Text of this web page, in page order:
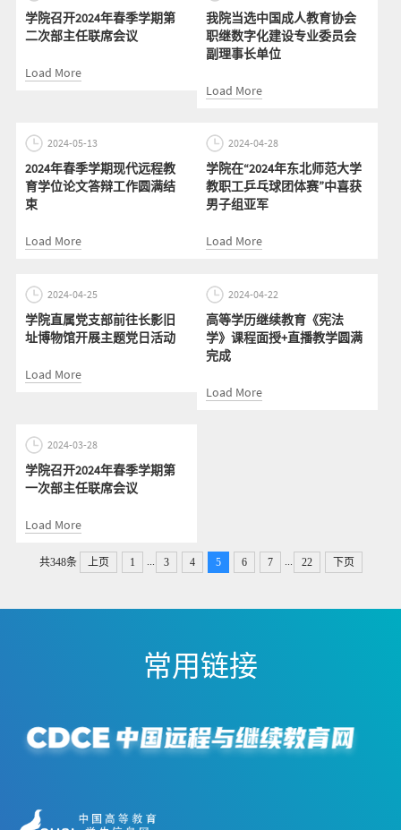
学院召开2024年春季学期第
二次部主任联席会议
Load More
我院当选中国成人教育协会
职继数字化建设专业委员会
副理事长单位
Load More
2024-05-13
2024年春季学期现代远程教
育学位论文答辩工作圆满结
束
Load More
2024-04-28
学院在“2024年东北师范大学
教职工乒乓球团体赛”中喜获
男子组亚军
Load More
2024-04-25
学院直属党支部前往长影旧
址博物馆开展主题党日活动
Load More
2024-04-22
高等学历继续教育《宪法
学》课程面授+直播教学圆满
完成
Load More
2024-03-28
学院召开2024年春季学期第
一次部主任联席会议
Load More
共348条 上页 1 ... 3 4 5 6 7 ... 22 下页
常用链接